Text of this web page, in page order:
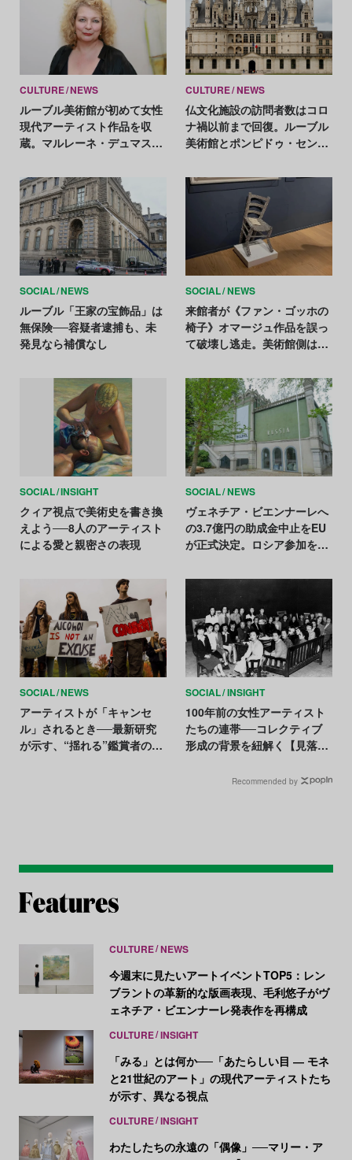
CULTURE NEWS
ルーブル美術館が初めて女性
現代アーティスト作品を収
蔵。マルレーネ・デュマスの
CULTURE NEWS
仏文化施設の訪問者数はコロ
ナ禍以前まで回復。ルーブル
美術館とポンピドゥ・センタ
SOCIAL NEWS
ルーブル「王家の宝飾品」は
無保険──容疑者逮捕も、未
発見なら補償なし
SOCIAL NEWS
来館者が《ファン・ゴッホの
椅子》オマージュ作品を誤っ
て破壊し逃走。美術館側は
SOCIAL INSIGHT
クィア視点で美術史を書き換
えよう──8人のアーティスト
による愛と親密さの表現
SOCIAL NEWS
ヴェネチア・ビエンナーレへ
の3.7億円の助成金中止をEU
が正式決定。ロシア参加をめ
SOCIAL NEWS
アーティストが「キャンセ
ル」されるとき──最新研究
が示す、“揺れる”鑑賞者の評
SOCIAL INSIGHT
100年前の女性アーティスト
たちの連帯──コレクティブ
形成の背景を紐解く【見落と
Recommended by
CULTURE NEWS
今週末に見たいアートイベントTOP5：レン
ブラントの革新的な版画表現、毛利悠子がヴ
ェネチア・ビエンナーレ発表作を再構成
CULTURE INSIGHT
「みる」とは何か──「あたらしい目 ― モネ
と21世紀のアート」の現代アーティストたち
が示す、異なる視点
CULTURE INSIGHT
わたしたちの永遠の「偶像」──マリー・ア